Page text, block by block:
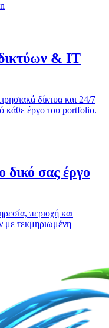
δικτύων & IT
δίκτυα και 24/7
κάθε έργο του portfolio.
δικό σας έργο
περιοχή και
με τεκμηριωμένη